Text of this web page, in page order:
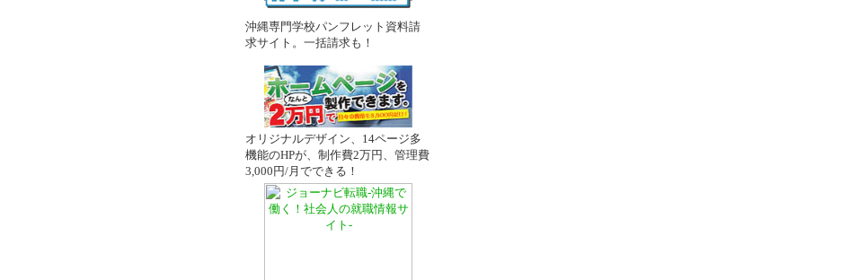
沖縄専門学校パンフレット資料請
求サイト。一括請求も！
オリジナルデザイン、14ページ多
機能のHPが、制作費2万円、管理費
3,000円/月でできる！